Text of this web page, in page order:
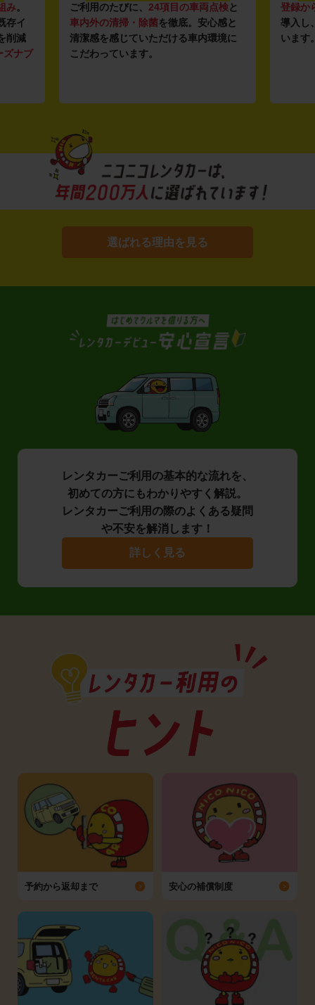
み。
存イ
削減
ズナブ
ご利用のたびに、 24項目の車両点検と
車内外の清掃・除菌を徹底。安心感と
清潔感を感じていただける車内環境に
こだわっています。
登録か
導入し
います
選ばれる理由を見る
レンタカーご利用の基本的な流れを、
初めての方にもわかりやすく解説。
レンタカーご利用の際のよくある疑問
や不安を解消します！
詳しく見る
予約から返却まで 安心の補償制度